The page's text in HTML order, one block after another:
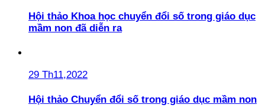
Hội thảo Khoa học chuyển đổi số trong giáo dục
mầm non đã diễn ra
29 Th11,2022
Hội thảo Chuyển đổi số trong giáo dục mầm non